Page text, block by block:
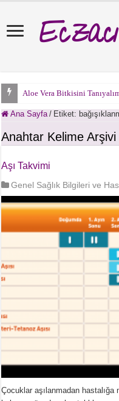
Aloe Vera Bitkisini
Ana Sayfa / Etiket:
Anahtar Kelime Arşivi
Aşı Takvimi
Genel Sağlık Bilgileri ve
Çocuklar aşılanmadan